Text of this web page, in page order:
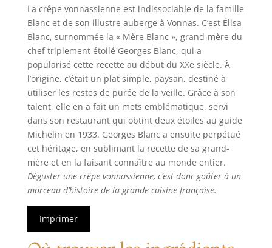
La crêpe vonnassienne est indissociable de la famille
Blanc et de son illustre auberge à Vonnas. C’est Élisa
Blanc, surnommée la « Mère Blanc », grand-mère du
chef triplement étoilé Georges Blanc, qui a
popularisé cette recette au début du XXe siècle. À
l’origine, c’était un plat simple, paysan, destiné à
utiliser les restes de purée de la veille. Grâce à son
talent, elle en a fait un mets emblématique, servi
dans son restaurant qui obtint deux étoiles au guide
Michelin en 1933. Georges Blanc a ensuite perpétué
cet héritage, en sublimant la recette de sa grand-
mère et en la faisant connaître au monde entier.
Déguster une crêpe vonnassienne, c’est donc goûter à un
morceau d’histoire de la grande cuisine française.
Imprimer